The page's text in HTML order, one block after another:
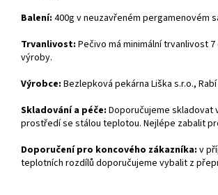
Balení: 400g v neuzavřeném pergamenovém
Trvanlivost: Pečivo má minimální trvanlivost
výroby.
Výrobce: Bezlepková pekárna Liška s.r.o.,
Skladování a péče: Doporučujeme skladovat
prostředí se stálou teplotou. Nejlépe zabalit
Doporučení pro koncového zákazníka: v
teplotních rozdílů doporučujeme vybalit z